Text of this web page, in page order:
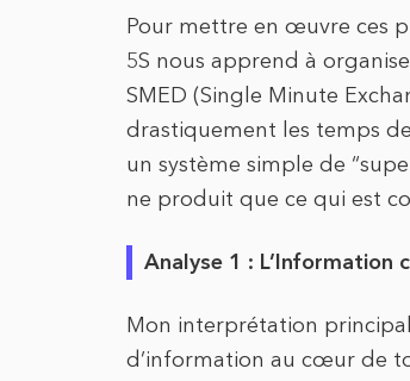
Pour mettre en œuvre ces
5S nous apprend à
SMED (Single Minute
drastiquement les temps
un système simple de
ne produit que ce qui est
Analyse 1 : L’Information
Mon interprétation
d’information au cœur de